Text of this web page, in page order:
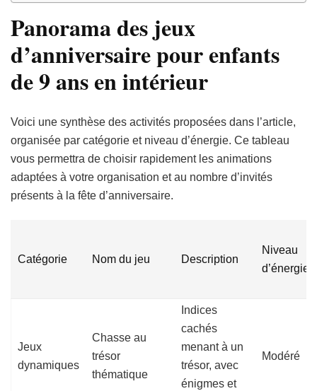
Panorama des jeux
d’anniversaire pour enfants
de 9 ans en intérieur
Voici une synthèse des activités proposées dans l’article,
organisée par catégorie et niveau d’énergie. Ce tableau
vous permettra de choisir rapidement les animations
adaptées à votre organisation et au nombre d’invités
présents à la fête d’anniversaire.
Catégorie Nom du jeu Description
Niveau
d’énergie
Jeux
dynamiques
Chasse au
trésor
thématique
Indices
cachés
menant à un
trésor, avec
énigmes et
Modéré